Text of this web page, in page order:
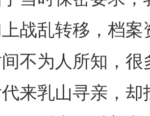
战乱转移，档
不为人所知，
来乳山寻亲，